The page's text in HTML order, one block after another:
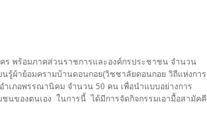
พร้อมภาคส่วนราชการและองค์กรประชาชน จำนวน
ผ้าย้อมครามบ้านดอนกอย(วิชชาลัยดอนกอย วิถีแห่งการ
เภอพรรณานิคม จำนวน 50 คน เพื่อนำแบบอย่างการ
ของตนเอง ในการนี้ ได้มีการจัดกิจกรรมเอามื้อสามัคคี